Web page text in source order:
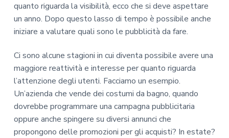
quanto riguarda la visibilità, ecco che si deve aspettare
un anno. Dopo questo lasso di tempo è possibile anche
iniziare a valutare quali sono le pubblicità da fare.
Ci sono alcune stagioni in cui diventa possibile avere una
maggiore reattività e interesse per quanto riguarda
l’attenzione degli utenti. Facciamo un esempio.
Un’azienda che vende dei costumi da bagno, quando
dovrebbe programmare una campagna pubblicitaria
oppure anche spingere su diversi annunci che
propongono delle promozioni per gli acquisti? In estate?